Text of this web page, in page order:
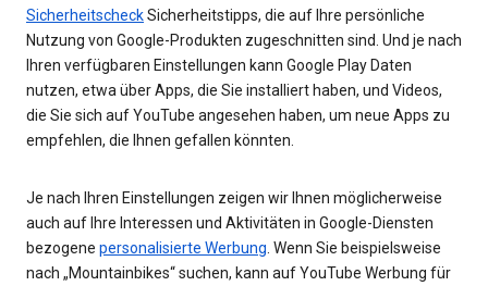
SicherheitscheckSicherheitstipps, die auf Ihre persönliche
Nutzung von Google-Produkten zugeschnitten sind. Und je nach
Ihren verfügbaren Einstellungen kann Google Play Daten
nutzen, etwa über Apps, die Sie installiert haben, und Videos,
die Sie sich auf YouTube angesehen haben, um neue Apps zu
empfehlen, die Ihnen gefallen könnten.
Je nach Ihren Einstellungen zeigen wir Ihnen möglicherweise
auch auf Ihre Interessen und Aktivitäten in Google-Diensten
bezogene personalisierte Werbung . Wenn Sie beispielsweise
nach „Mountainbikes“ suchen, kann auf YouTube Werbung für